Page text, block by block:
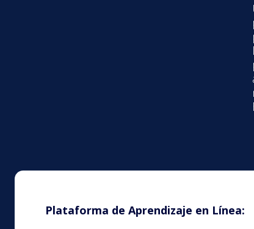
Plataforma de Aprendizaje en Línea: